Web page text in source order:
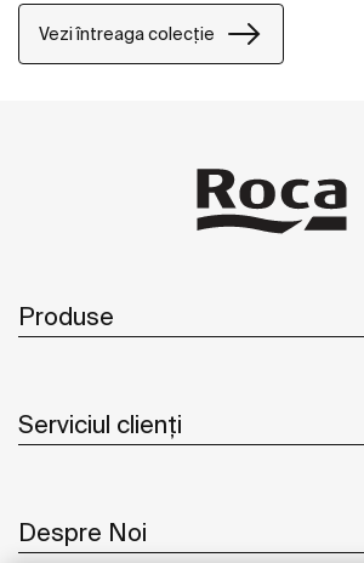
Vezi întreaga colecție
Produse
Serviciul clienți
Despre Noi